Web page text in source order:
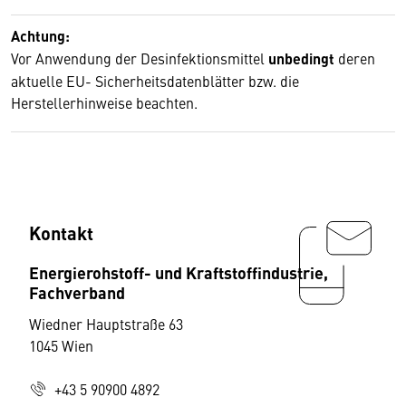
Achtung:
Vor Anwendung der Desinfektionsmittel unbedingt deren
aktuelle EU- Sicherheitsdatenblätter bzw. die
Herstellerhinweise beachten.
Kontakt
Energierohstoff- und Kraftstoffindustrie,
Fachverband
Wiedner Hauptstraße 63
1045 Wien
+43 5 90900 4892